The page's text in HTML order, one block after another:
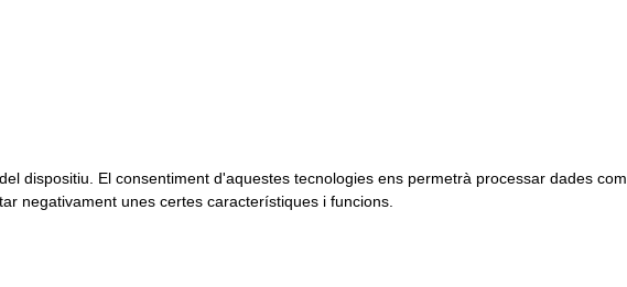
dispositiu. El consentiment d'aquestes tecnologies ens permetrà processar dades com
negativament unes certes característiques i funcions.